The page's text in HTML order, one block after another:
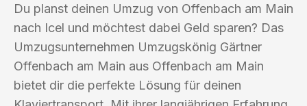
Du planst deinen Umzug von Offenbach am Main
nach Icel und möchtest dabei Geld sparen? Das
Umzugsunternehmen Umzugskönig Gärtner
Offenbach am Main aus Offenbach am Main
bietet dir die perfekte Lösung für deinen